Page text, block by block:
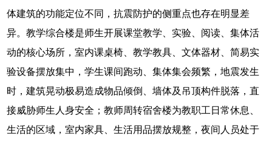
体建筑的功能定位不同，抗震防护的侧重点也存在明显差
异。教学综合楼是师生开展课堂教学、实验、阅读、集体活
动的核心场所，室内课桌椅、教学教具、文体器材、简易实
验设备摆放集中，学生课间跑动、集体集会频繁，地震发生
时，建筑晃动极易造成物品倾倒、墙体及吊顶构件脱落，直
接威胁师生人身安全；教师周转宿舍楼为教职工日常休息、
生活的区域，室内家具、生活用品摆放规整，夜间人员处于